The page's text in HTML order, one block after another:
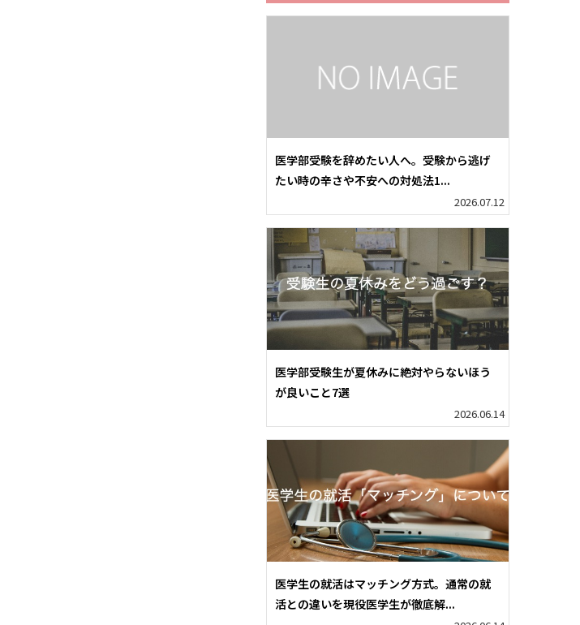
医学部受験を辞めたい人へ。受験から逃げ
たい時の辛さや不安への対処法1...
2026.07.12
医学部受験生が夏休みに絶対やらないほう
が良いこと7選
2026.06.14
医学生の就活はマッチング方式。通常の就
活との違いを現役医学生が徹底解...